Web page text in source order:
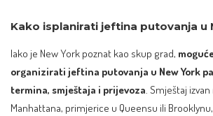
Kako isplanirati jeftina putovanja u
Iako je New York poznat kao skup grad,
organizirati jeftina putovanja u New York
termina, smještaja i prijevoza. Smještaj
Manhattana, primjerice u Queensu ili